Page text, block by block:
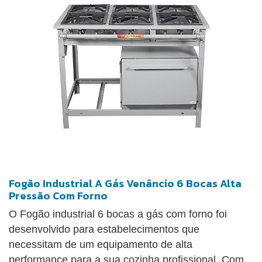
Fogão Industrial A Gás Venâncio 6 Bocas Alta
Pressão Com Forno
O Fogão industrial 6 bocas a gás com forno foi
desenvolvido para estabelecimentos que
necessitam de um equipamento de alta
performance para a sua cozinha profissional. Com